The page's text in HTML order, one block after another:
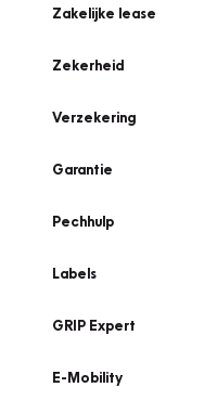
Zakelijke lease
Zekerheid
Verzekering
Garantie
Pechhulp
Labels
GRIP Expert
E-Mobility